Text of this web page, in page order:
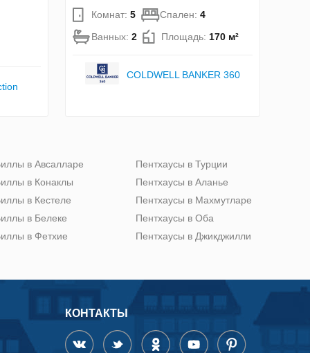
Комнат: 5 Спален: 4
Ванных: 2 Площадь: 170 м²
COLDWELL BANKER 360
в Авсалларе
в Конаклы
в Кестеле
в Белеке
в Фетхие
Пентхаусы в Турции
Пентхаусы в Аланье
Пентхаусы в Махмутларе
Пентхаусы в Оба
Пентхаусы в Джикджилли
КОНТАКТЫ